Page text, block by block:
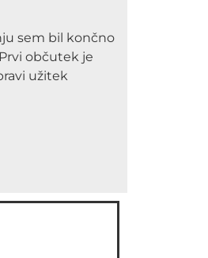
sem bil končno
občutek je
užitek